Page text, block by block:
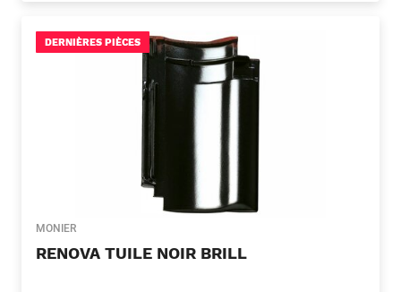
DERNIÈRES PIÈCES
MONIER
RENOVA TUILE NOIR BRILL